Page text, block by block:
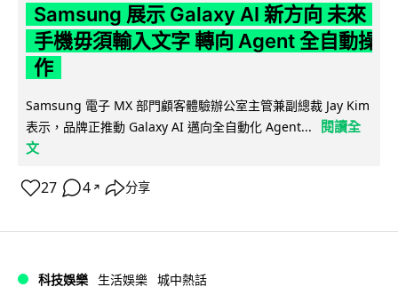
Samsung 展示 Galaxy AI 新方向 未來
手機毋須輸入文字 轉向 Agent 全自動操
作
Samsung 電子 MX 部門顧客體驗辦公室主管兼副總裁 Jay Kim
表示，品牌正推動 Galaxy AI 邁向全自動化 Agent...
閱讀全
文
27 4 ↗ 分享
科技娛樂 生活娛樂 城中熱話